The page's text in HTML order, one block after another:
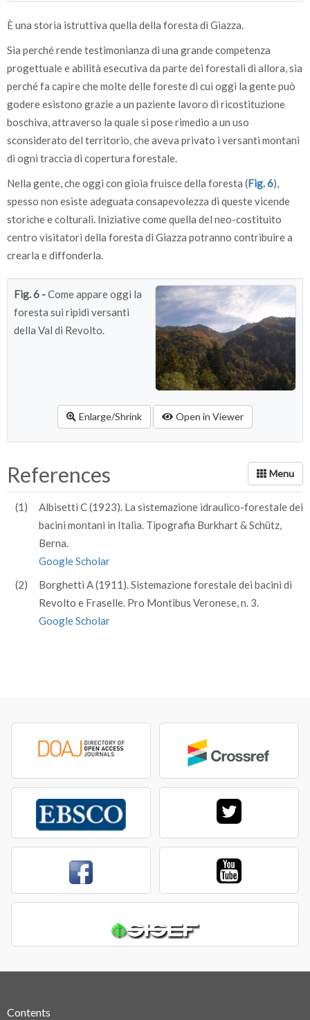
È una storia istruttiva quella della foresta di Giazza.
Sia perché rende testimonianza di una grande competenza
progettuale e abilità esecutiva da parte dei forestali di allora, sia
perché fa capire che molte delle foreste di cui oggi la gente può
godere esistono grazie a un paziente lavoro di ricostituzione
boschiva, attraverso la quale si pose rimedio a un uso
sconsiderato del territorio, che aveva privato i versanti montani
di ogni traccia di copertura forestale.
Nella gente, che oggi con gioia fruisce della foresta (Fig. 6),
spesso non esiste adeguata consapevolezza di queste vicende
storiche e colturali. Iniziative come quella del neo-costituito
centro visitatori della foresta di Giazza potranno contribuire a
crearla e diffonderla.
Fig. 6 -Come appare oggi la
foresta sui ripidi versanti
della Val di Revolto.
Enlarge/Shrink Open in Viewer
References
(1)
Albisetti C (1923). La sistemazione idraulico-forestale dei
bacini montani in Italia. Tipografia Burkhart & Schütz,
Berna.
Google Scholar
(2)
Borghetti A (1911). Sistemazione forestale dei bacini di
Revolto e Fraselle. Pro Montibus Veronese, n. 3.
Google Scholar
Contents